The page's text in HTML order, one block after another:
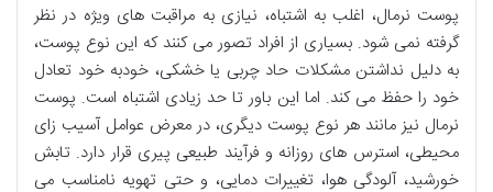
پوست نرمال، اغلب به اشتباه، نیازی به مراقبت های ویژه در نظر
گرفته نمی شود. بسیاری از افراد تصور می کنند که این نوع پوست،
به دلیل نداشتن مشکلات حاد چربی یا خشکی، خودبه خود تعادل
خود را حفظ می کند. اما این باور تا حد زیادی اشتباه است. پوست
نرمال نیز مانند هر نوع پوست دیگری، در معرض عوامل آسیب زای
محیطی، استرس های روزانه و فرآیند طبیعی پیری قرار دارد. تابش
خورشید، آلودگی هوا، تغییرات دمایی، و حتی تهویه نامناسب می